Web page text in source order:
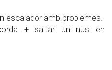
escalador amb problemes.
+ saltar un nus en